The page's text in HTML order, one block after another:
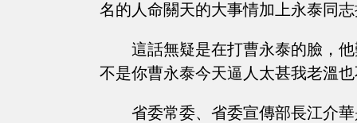
名的人命關天的大事情加上永泰同
這話無疑是在打曹永泰的臉，
不是你曹永泰今天逼人太甚我老溫
省委常委、省委宣傳部長江介